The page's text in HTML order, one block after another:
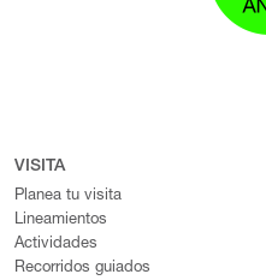
VISITA
Planea tu visita
Lineamientos
Actividades
Recorridos guiados